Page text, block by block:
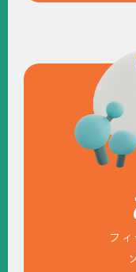
フ